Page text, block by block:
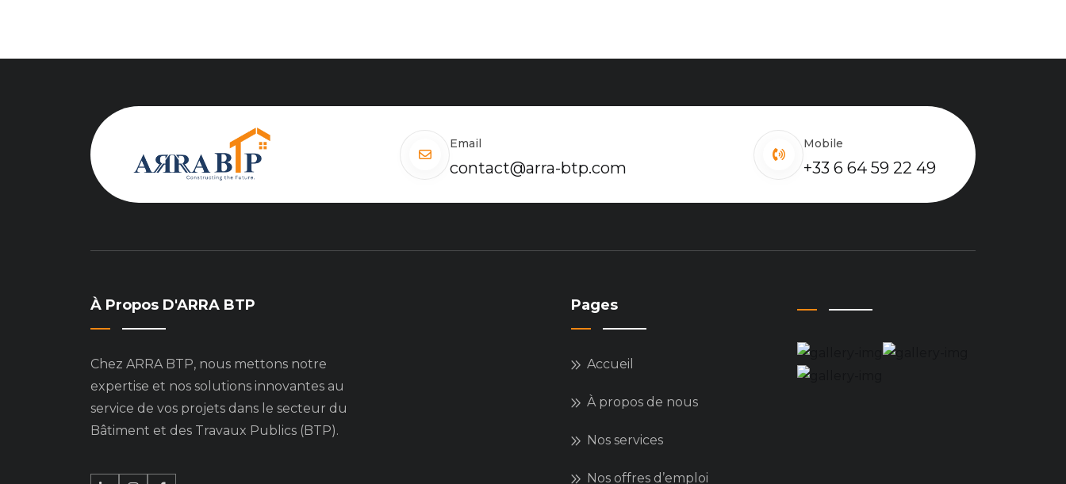
Email
contact@arra-btp.com
Mobile
+33 6 64 59 22 49
À Propos D'ARRA BTP
Chez ARRA BTP, nous mettons notre
expertise et nos solutions innovantes au
service de vos projets dans le secteur du
Bâtiment et des Travaux Publics (BTP).
Pages
Accueil
À propos de nous
Nos services
Nos offres d’emploi